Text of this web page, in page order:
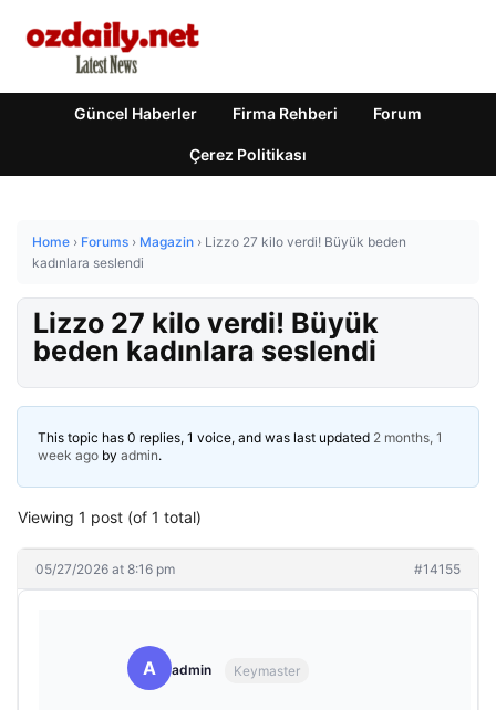
Güncel Haberler Firma Rehberi Forum
Çerez Politikası
Home › Forums › Magazin › Lizzo 27 kilo verdi! Büyük beden
kadınlara seslendi
Lizzo 27 kilo verdi! Büyük
beden kadınlara seslendi
This topic has 0 replies, 1 voice, and was last updated 2 months, 1
week ago by admin.
Viewing 1 post (of 1 total)
05/27/2026 at 8:16 pm #14155
A admin Keymaster